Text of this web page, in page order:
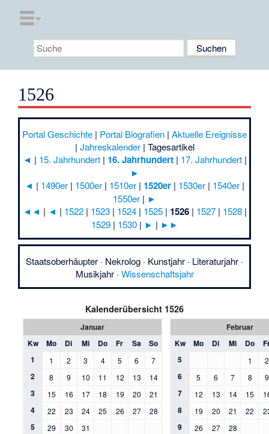
1526
Portal Geschichte | Portal Biografien | Aktuelle Ereignisse
| Jahreskalender| Tagesartikel
◄ | 15. Jahrhundert| 16. Jahrhundert| 17. Jahrhundert|
►
◄ | 1490er | 1500er | 1510er | 1520er | 1530er | 1540er |
1550er | ►
◄◄ | ◄ | 1522| 1523| 1524| 1525| 1526| 1527| 1528|
1529| 1530| ► | ►►
Staatsoberhäupter · Nekrolog · Kunstjahr · Literaturjahr ·
Musikjahr· Wissenschaftsjahr
Kalenderübersicht 1526
Januar
Kw
Mo Di Mi Do Fr Sa
So
1
1 2 3 4 5 6 7
2 8 9 10 11 12 13 14
3 15 16 17 18 19 20 21
4 22 23 24 25 26 27 28
5 29 30 31
Februar
Kw
Mo Di Mi Do
5
1 2
6 5 6 7 8 9
7 12 13 14 15
8 19 20 21 22
9 26 27 28